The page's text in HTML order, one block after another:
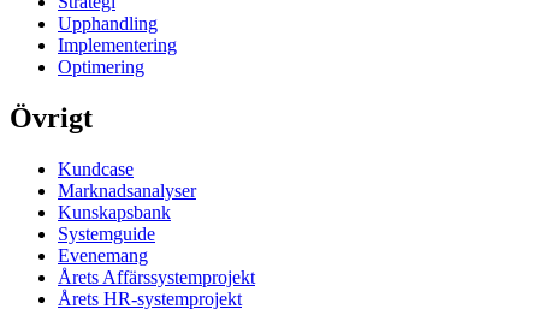
Upphandling
Implementering
Optimering
Övrigt
Kundcase
Marknadsanalyser
Kunskapsbank
Systemguide
Evenemang
Årets Affärssystemprojekt
Årets HR-systemprojekt